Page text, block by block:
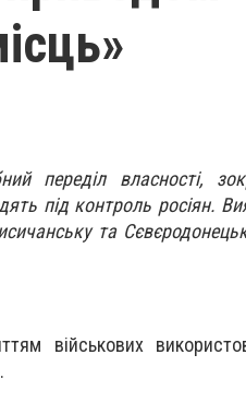
переділ власності,
під контроль росіян.
та
військових